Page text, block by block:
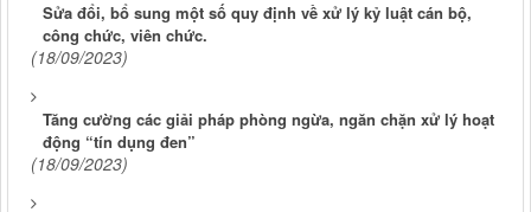
Sửa đổi, bổ sung một số quy định về xử lý kỷ luật cán bộ,
công chức, viên chức.
(18/09/2023)
Tăng cường các giải pháp phòng ngừa, ngăn chặn xử lý hoạt
động “tín dụng đen”
(18/09/2023)